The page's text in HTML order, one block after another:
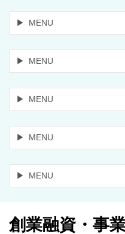
MENU
MENU
MENU
MENU
MENU
創業融資・事